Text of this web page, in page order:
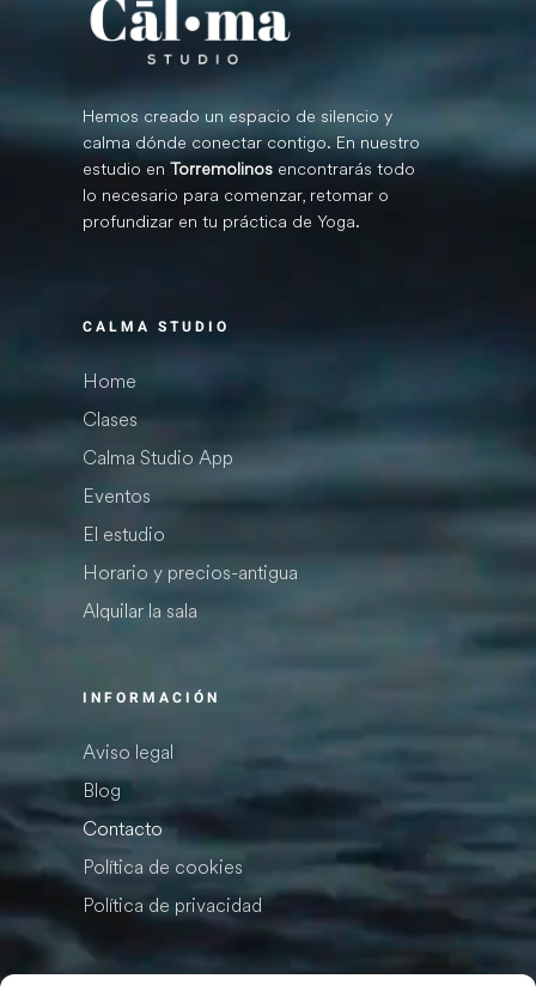
Hemos creado un espacio de silencio y
calma dónde conectar contigo. En nuestro
estudio en Torremolinosencontrarás todo
lo necesario para comenzar, retomar o
profundizar en tu práctica de Yoga.
CALMA STUDIO
Home
Clases
Calma Studio App
Eventos
El estudio
Horario y precios-antigua
Alquilar la sala
INFORMACIÓN
Aviso legal
Blog
Contacto
Política de cookies
Política de privacidad